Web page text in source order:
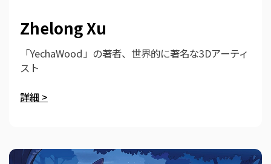
Zhelong Xu
「YechaWood」の著者、世界的に著名な3Dアーティ
スト
詳細 >